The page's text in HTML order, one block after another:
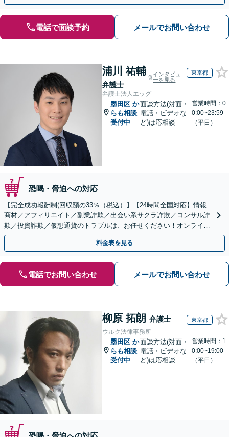
電話で面談予約 メールでお問い合わせ
浦川 祐輔
弁護士
インタビュ
ーを見る
東京都
弁護士法人エッグ
墨田区 か
らも相談
受付中
面談方法(対面・
電話・ビデオな
ど)は応相談
営業時間：0
0:00~23:59
（平日）
恐喝・脅迫への対応
【完全成功報酬制(回収額の33％（税込）】【24時間全国対応】情報
商材／アフィリエイト／副業詐欺／出会い系サクラ詐欺／コンサル詐
欺／投資詐欺／仮想通貨のトラブルは、お任せください！オンライン
のみで解決も可能！
料金表を見る
電話でお問い合わせ メールでお問い合わせ
柳原 拓朗 弁護士 東京都
ウルク法律事務所
墨田区 か
らも相談
受付中
面談方法(対面・
電話・ビデオな
ど)は応相談
営業時間：1
0:00~19:00
（平日）